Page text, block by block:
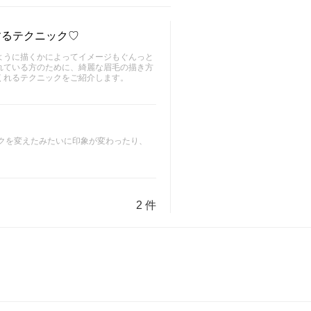
るテクニック♡
に描くかによってイメージもぐんっと
いる方のために、綺麗な眉毛の描き方
るテクニックをご紹介します。
変えたみたいに印象が変わったり、
2 件